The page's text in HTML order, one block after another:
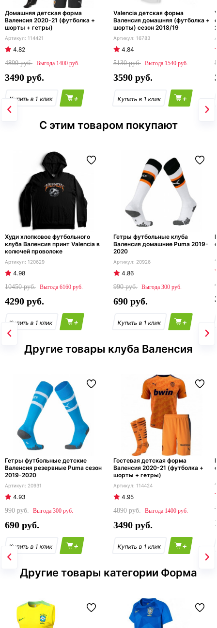
Домашняя детская форма
Валенсия 2020-21 (футболка +
шорты + гетры)
114421
4.82
4890
1400
3490
+
Valencia детская форма
Валенсия домашняя (футболка +
шорты) сезон 2018/19
16783
4.84
5130
1540
3590
+
С этим товаром покупают
Худи хлопковое футбольного
клуба Валенсия принт Valencia в
колючей проволоке
120629
4.98
10450
6160
4290
+
Гетры футбольные клуба
Валенсия домашние Puma 2019-
2020
20926
4.86
990
300
690
+
Другие товары клуба Валенсия
Гетры футбольные детские
Валенсия резервные Puma сезон
2019-2020
20931
4.93
990
300
690
+
Гостевая детская форма
Валенсия 2020-21 (футболка +
шорты + гетры)
114424
4.95
4890
1400
3490
+
Другие товары категории Форма